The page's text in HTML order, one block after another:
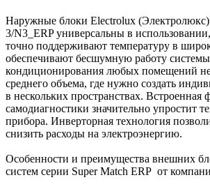
Наружные блоки Electrolux
3/N3_ERP универсальны в
точно поддерживают температуру в
обеспечивают бесшумную работу
кондиционирования любых помещений
среднего объема, где нужно создать
в нескольких пространствах. Встроенная
самодиагностики значительно упростит
прибора. Инверторная технология
снизить расходы на электроэнергию.
Особенности и преимущества внешних
систем серии Super Match ERP от